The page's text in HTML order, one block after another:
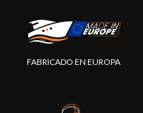
FABRICADO EN EUROPA